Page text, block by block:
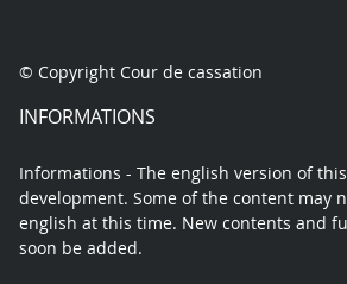
© Copyright Cour de cassation
INFORMATIONS
Informations - The english version of
development. Some of the content may
english at this time. New contents and
soon be added.